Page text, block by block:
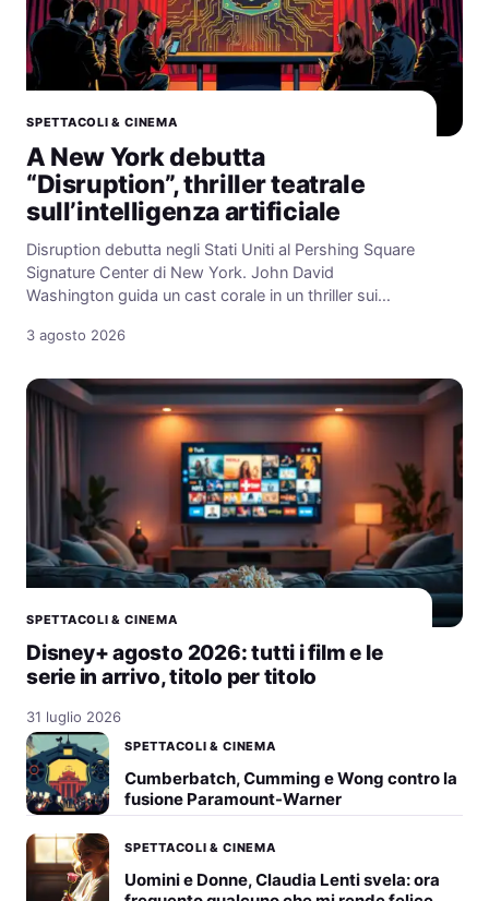
SPETTACOLI & CINEMA
A New York debutta
“Disruption”, thriller teatrale
sull’intelligenza artificiale
Disruption debutta negli Stati Uniti al Pershing Square
Signature Center di New York. John David
Washington guida un cast corale in un thriller sui…
3 agosto 2026
SPETTACOLI & CINEMA
Disney+ agosto 2026: tutti i film e le
serie in arrivo, titolo per titolo
31 luglio 2026
SPETTACOLI & CINEMA
Cumberbatch, Cumming e Wong contro la
fusione Paramount-Warner
SPETTACOLI & CINEMA
Uomini e Donne, Claudia Lenti svela: ora